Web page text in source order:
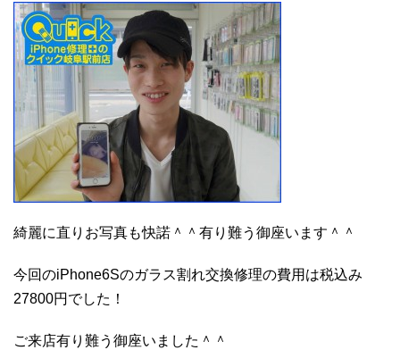
綺麗に直りお写真も快諾＾＾有り難う御座います＾＾
今回のiPhone6Sのガラス割れ交換修理の費用は税込み
27800円でした！
ご来店有り難う御座いました＾＾